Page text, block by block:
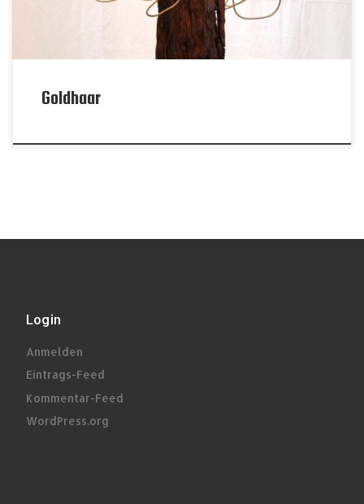
Goldhaar
Login
Anmelden
Eintrags-Feed
Kommentar-Feed
WordPress.org